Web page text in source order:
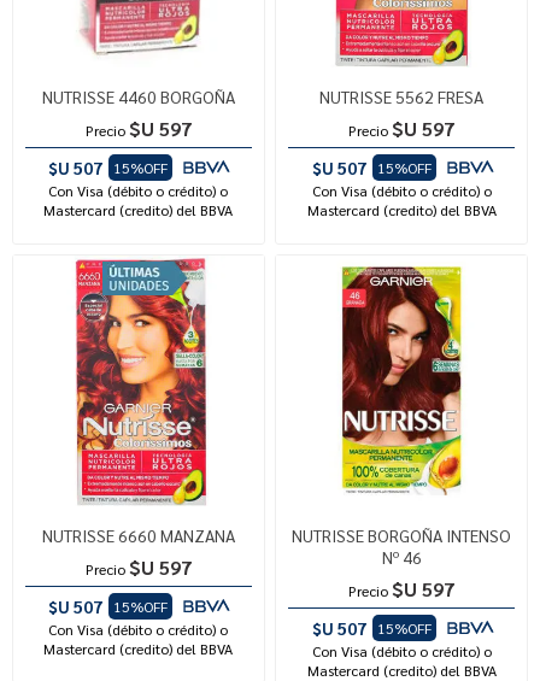
NUTRISSE 4460 BORGOÑA
Precio $U 597
$U 507
15%OFF
Con Visa (débito o crédito) o
Mastercard (credito) del BBVA
NUTRISSE 5562 FRESA
Precio $U 597
$U 507
15%OFF
Con Visa (débito o crédito) o
Mastercard (credito) del BBVA
NUTRISSE 6660 MANZANA
Precio $U 597
$U 507
15%OFF
Con Visa (débito o crédito) o
Mastercard (credito) del BBVA
NUTRISSE BORGOÑA INTENSO
Nº 46
Precio $U 597
$U 507
15%OFF
Con Visa (débito o crédito) o
Mastercard (credito) del BBVA